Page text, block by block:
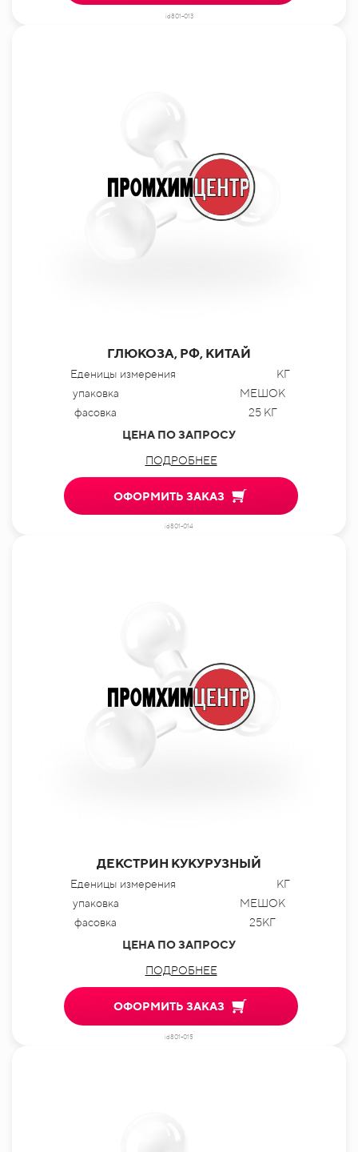
id801-013
ГЛЮКОЗА, РФ, КИТАЙ
Еденицы измерения
КГ
упаковка
МЕШОК
фасовка
25 КГ
ЦЕНА ПО ЗАПРОСУ
ПОДРОБНЕЕ
ОФОРМИТЬ ЗАКАЗ
id801-014
ДЕКСТРИН КУКУРУЗНЫЙ
Еденицы измерения
КГ
упаковка
МЕШОК
фасовка
25КГ
ЦЕНА ПО ЗАПРОСУ
ПОДРОБНЕЕ
ОФОРМИТЬ ЗАКАЗ
id801-015